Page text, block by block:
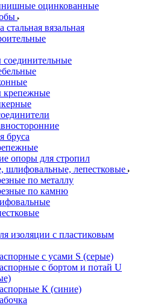
оцинкованные
стальная вязальная
крепежные
бруса
опоры для стропил
шлифовальные, лепестковые
по металлу
по камню
изоляции с пластиковым
с усами S (серые)
c бортом и потай U
К (синие)